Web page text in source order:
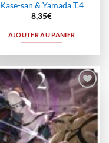
Kase-san & Yamada T.4
8,35€
AJOUTER AU PANIER
Ajouter
à la
wishlist